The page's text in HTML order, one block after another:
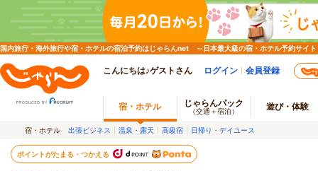
国内旅行・海外旅行や宿・ホテルの宿泊予約はじゃらんnet ～日本最大級の宿・ホテル予約サイト
こんにちは♪ゲストさん ログイン 会員登録
宿・ホテル じゃらんパック
（交通＋宿泊） 遊び・体験
宿・ホテル 出張ビジネス 温泉・露天 高級宿 日帰り・デイユース
ポイントがたまる・つかえる